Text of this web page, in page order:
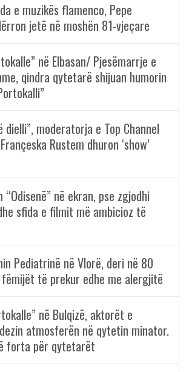
e muzikës flamenco, Pepe
jetë në moshën 81-vjeçare
në Elbasan/ Pjesëmarrje e
qindra qytetarë shijuan humorin
dielli”, moderatorja e Top Channel
Rustem dhuron ‘show’
“Odisenë” në ekran, pse zgjodhi
sfida e filmit më ambicioz të
Pediatrinë në Vlorë, deri në 80
të prekur edhe me alergjitë
në Bulqizë, aktorët e
atmosferën në qytetin minator.
forta për qytetarët